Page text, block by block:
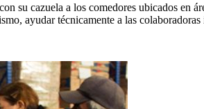
su cazuela a los comedores ubicados en
ayudar técnicamente a las